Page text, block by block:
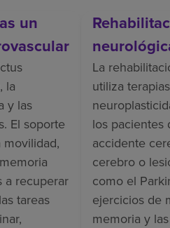
un
la
y las
El soporte
movilidad,
a recuperar
tareas
La
utiliza
los pacientes
accidente
cerebro o
como el
ejercicios de
memoria y